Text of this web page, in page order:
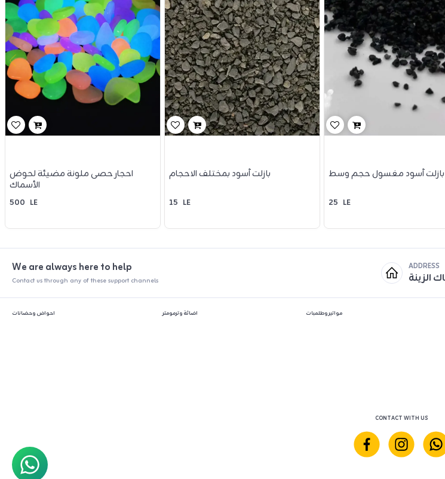
احجار حصى ملونة مضيئة لحوض
الأسماك
500 LE
بازلت أسود بمختلف الاحجام
15 LE
بازلت أسود مغسول حجم وسط
25 LE
We are always here to help
Contact us through any of these support channels
ADDRESS
احواض وحضانات اضائة وترمومتر مواتير وطلمبات
CONTACT WITH US